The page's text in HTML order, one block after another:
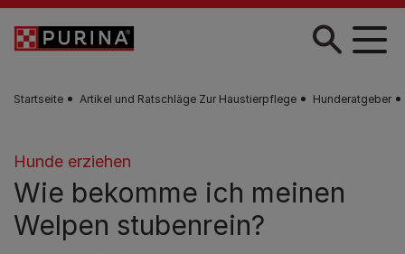
Skip to main content
Startseite Artikel und Ratschläge Zur Haustierpflege Hunderatgeber
Hunde erziehen
Wie bekomme ich meinen
Welpen stubenrein?